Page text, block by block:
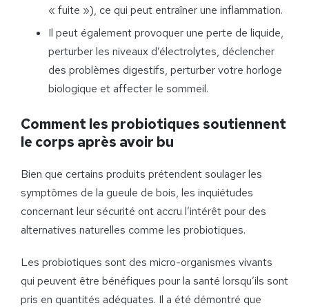
« fuite »), ce qui peut entraîner une inflammation.
Il peut également provoquer une perte de liquide,
perturber les niveaux d’électrolytes, déclencher
des problèmes digestifs, perturber votre horloge
biologique et affecter le sommeil.
Comment les probiotiques soutiennent
le corps après avoir bu
Bien que certains produits prétendent soulager les
symptômes de la gueule de bois, les inquiétudes
concernant leur sécurité ont accru l’intérêt pour des
alternatives naturelles comme les probiotiques.
Les probiotiques sont des micro-organismes vivants
qui peuvent être bénéfiques pour la santé lorsqu’ils sont
pris en quantités adéquates. Il a été démontré que